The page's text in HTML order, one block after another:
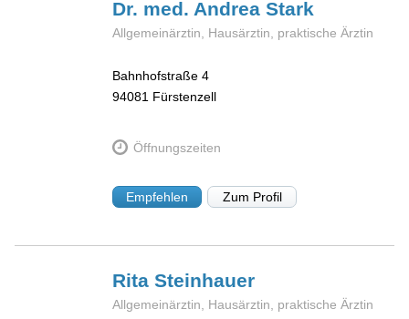
Dr. med. AndreaStark
Allgemeinärztin, Hausärztin, praktische Ärztin
Bahnhofstraße 4
94081 Fürstenzell
Öffnungszeiten
Empfehlen Zum Profil
RitaSteinhauer
Allgemeinärztin, Hausärztin, praktische Ärztin